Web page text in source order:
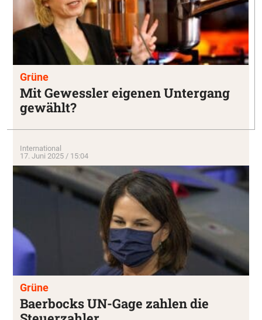
Grüne
Mit Gewessler eigenen Untergang
gewählt?
International
17. Juni 2025 / 15:04
Grüne
Baerbocks UN-Gage zahlen die